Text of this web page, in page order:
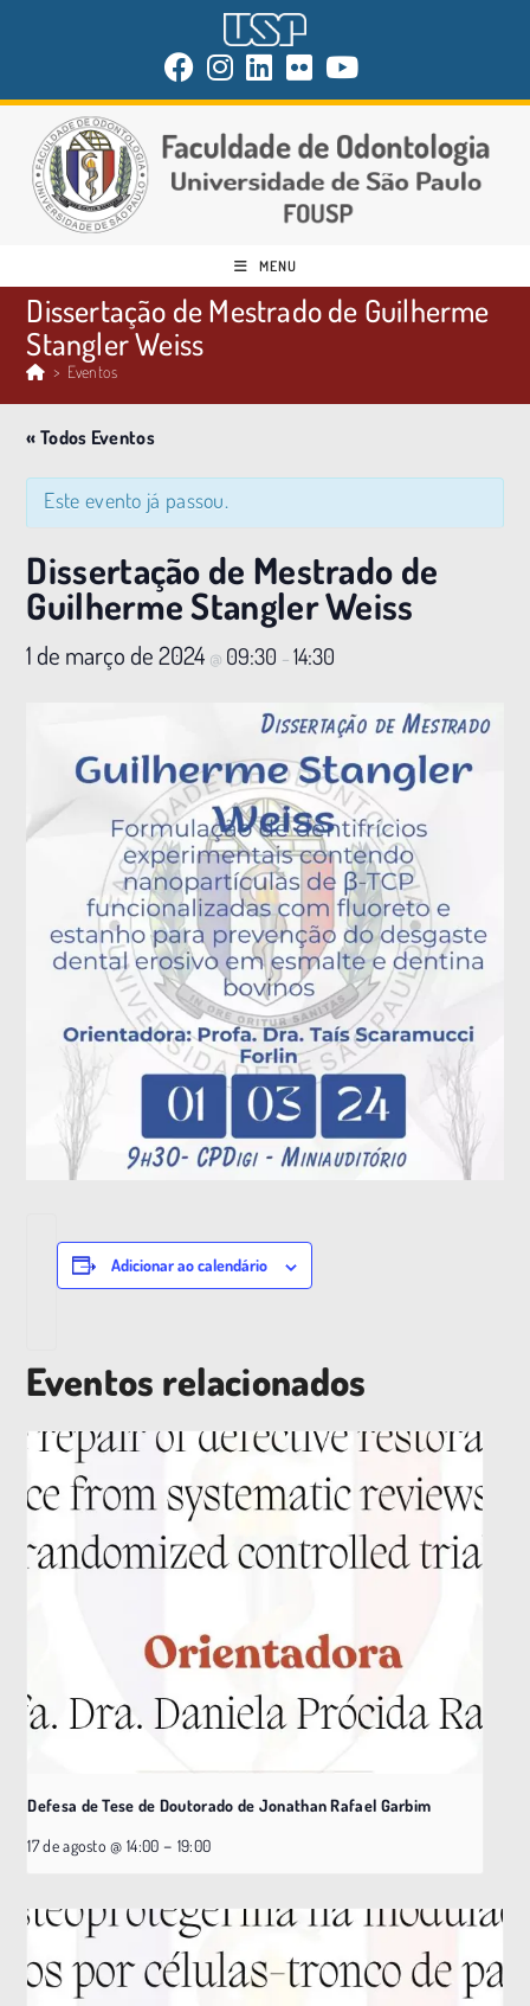
MENU
Dissertação de Mestrado de Guilherme
Stangler Weiss
> Eventos
« Todos Eventos
Este evento já passou.
Dissertação de Mestrado de
Guilherme Stangler Weiss
1 de março de 2024 @ 09:30 –14:30
Adicionar ao calendário
Eventos relacionados
Defesa de Tese de Doutorado de Jonathan Rafael Garbim
17 de agosto @ 14:00 – 19:00